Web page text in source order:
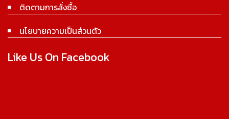
ติดตามการสั่งซื้อ
นโยบายความเป็นส่วนตัว
Like Us On Facebook